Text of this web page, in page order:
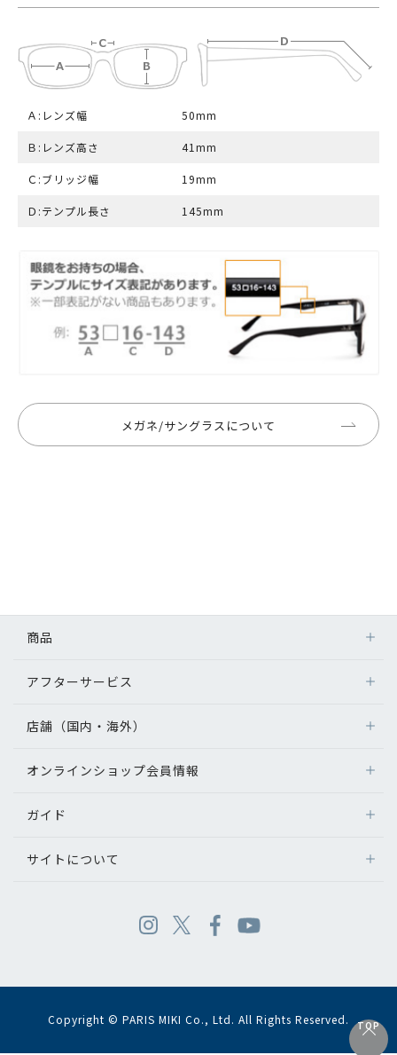
Ａ:レンズ幅 50mm
Ｂ:レンズ高さ 41mm
Ｃ:ブリッジ幅 19mm
Ｄ:テンプル長さ 145mm
メガネ/サングラスについて
TOP
商品
アフターサービス
店舗（国内・海外）
オンラインショップ会員情報
ガイド
サイトについて
Copyright © PARIS MIKI Co., Ltd. All Rights Reserved.